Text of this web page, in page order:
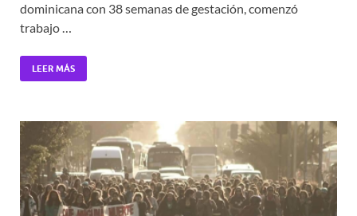
dominicana con 38 semanas de gestación, comenzó
trabajo …
LEER MÁS